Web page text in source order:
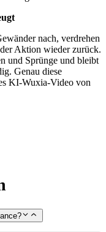
nach, verdrehen
Aktion wieder zurück.
und Sprünge und bleibt
Genau diese
KI-Wuxia-Video von